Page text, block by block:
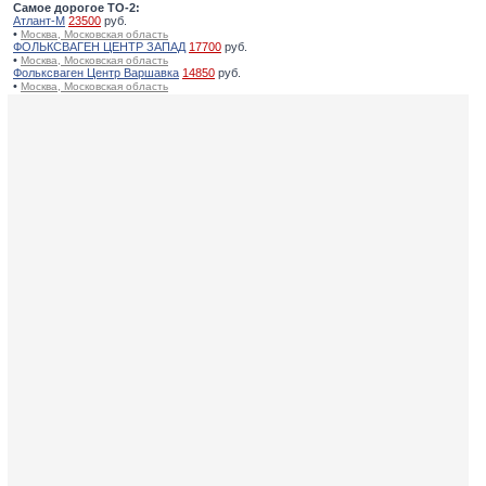
Самое дорогое ТО-2:
Атлант-М 23500 руб.
• Москва, Московская область
ФОЛЬКСВАГЕН ЦЕНТР ЗАПАД 17700 руб.
• Москва, Московская область
Фольксваген Центр Варшавка 14850 руб.
• Москва, Московская область